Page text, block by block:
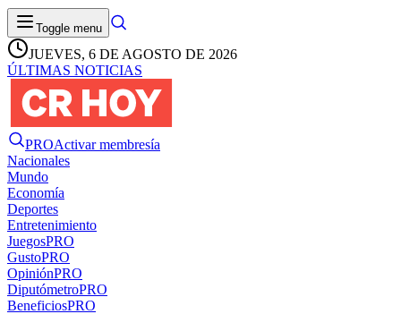
Toggle menu
JUEVES, 6 DE AGOSTO DE 2026
ÚLTIMAS NOTICIAS
PROActivar membresía
Nacionales
Mundo
Economía
Deportes
Entretenimiento
JuegosPRO
GustoPRO
OpiniónPRO
DiputómetroPRO
BeneficiosPRO